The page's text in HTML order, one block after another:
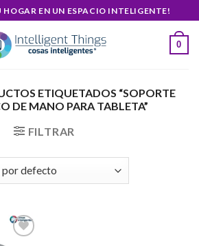
EN UN ESPACIO INTELIGENTE!
0
ETIQUETADOS “SOPORTE
DE MANO PARA TABLETA”
FILTRAR